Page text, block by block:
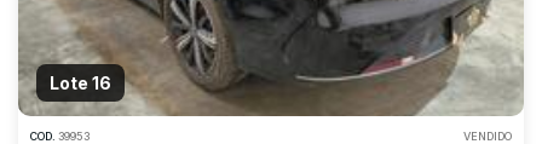
Lote 16
COD. 39953 VENDIDO